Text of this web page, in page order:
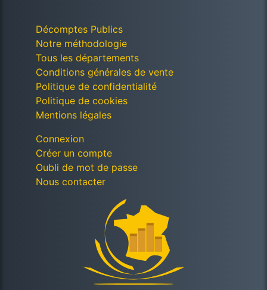
Décomptes Publics
Notre méthodologie
Tous les départements
Conditions générales de vente
Politique de confidentialité
Politique de cookies
Mentions légales
Connexion
Créer un compte
Oubli de mot de passe
Nous contacter